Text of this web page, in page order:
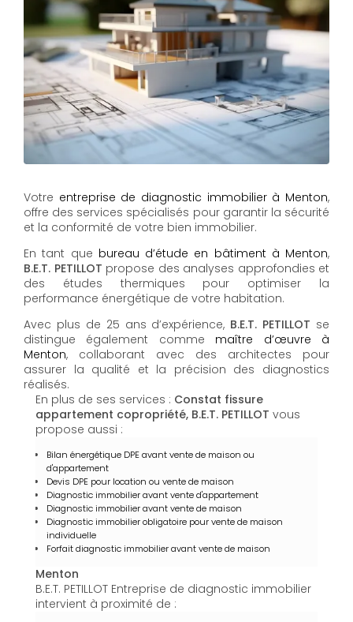
Votre entreprise de diagnostic immobilier à Menton,
offre des services spécialisés pour garantir la sécurité
et la conformité de votre bien immobilier.
En tant que bureau d’étude en bâtiment à Menton,
B.E.T. PETILLOT propose des analyses approfondies et
des études thermiques pour optimiser la
performance énergétique de votre habitation.
Avec plus de 25 ans d’expérience, B.E.T. PETILLOT se
distingue également comme maître d’œuvre à
Menton, collaborant avec des architectes pour
assurer la qualité et la précision des diagnostics
réalisés.
En plus de ses services : Constat fissure
appartement copropriété, B.E.T. PETILLOT vous
propose aussi :
Bilan énergétique DPE avant vente de maison ou
d'appartement
Devis DPE pour location ou vente de maison
Diagnostic immobilier avant vente d'appartement
Diagnostic immobilier avant vente de maison
Diagnostic immobilier obligatoire pour vente de maison
individuelle
Forfait diagnostic immobilier avant vente de maison
Menton
B.E.T. PETILLOT Entreprise de diagnostic immobilier
intervient à proximité de :